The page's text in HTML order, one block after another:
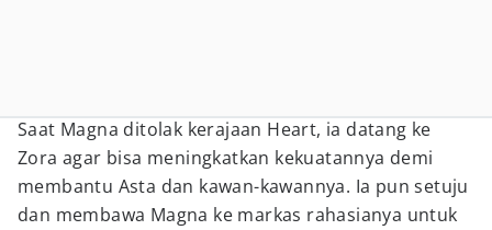
Saat Magna ditolak kerajaan Heart, ia datang ke
Zora agar bisa meningkatkan kekuatannya demi
membantu Asta dan kawan-kawannya. Ia pun setuju
dan membawa Magna ke markas rahasianya untuk